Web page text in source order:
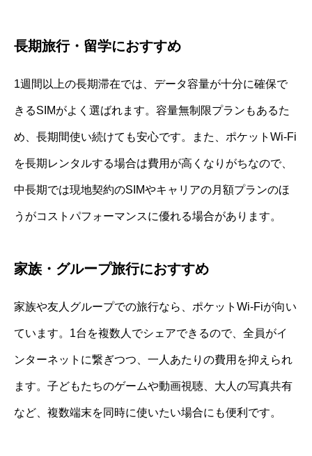
長期旅行・留学におすすめ
1週間以上の長期滞在では、データ容量が十分に確保で
きるSIMがよく選ばれます。容量無制限プランもあるた
め、長期間使い続けても安心です。また、ポケットWi-Fi
を長期レンタルする場合は費用が高くなりがちなので、
中長期では現地契約のSIMやキャリアの月額プランのほ
うがコストパフォーマンスに優れる場合があります。
家族・グループ旅行におすすめ
家族や友人グループでの旅行なら、ポケットWi-Fiが向い
ています。1台を複数人でシェアできるので、全員がイ
ンターネットに繋ぎつつ、一人あたりの費用を抑えられ
ます。子どもたちのゲームや動画視聴、大人の写真共有
など、複数端末を同時に使いたい場合にも便利です。